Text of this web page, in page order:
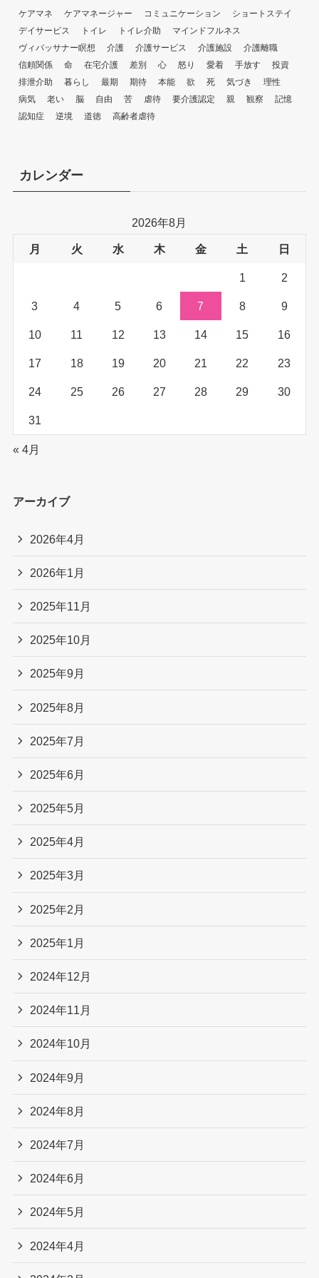
ケアマネ ケアマネージャー コミュニケーション
ショートステイ
デイサービス
トイレ トイレ介助
マインドフルネス
ヴィパッサナー瞑想
介護 介護サービス 介護施設
介護離職
信頼関係
命 在宅介護 差別 心 怒り 愛着 手放す
投資
排泄介助
暮らし 最期 期待 本能 欲 死 気づき
理性
病気
老い 脳 自由 苦 虐待 要介護認定 親 観察
記憶
認知症
逆境 道徳 高齢者虐待
カレンダー
2026年8月
月 火 水 木 金 土 日
1 2
3 4 5 6 7 8 9
10 11 12 13 14 15 16
17 18 19 20 21 22 23
24 25 26 27 28 29 30
31
« 4月
アーカイブ
2026年4月
2026年1月
2025年11月
2025年10月
2025年9月
2025年8月
2025年7月
2025年6月
2025年5月
2025年4月
2025年3月
2025年2月
2025年1月
2024年12月
2024年11月
2024年10月
2024年9月
2024年8月
2024年7月
2024年6月
2024年5月
2024年4月